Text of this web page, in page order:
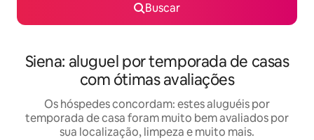
Buscar
Siena: aluguel por temporada de casas
com ótimas avaliações
Os hóspedes concordam: estes aluguéis por
temporada de casa foram muito bem avaliados por
sua localização, limpeza e muito mais.